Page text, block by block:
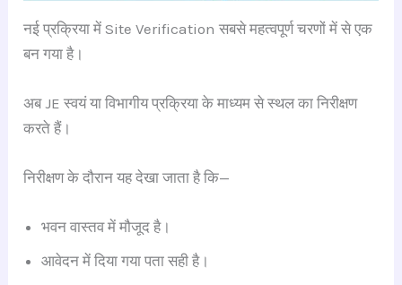
नई प्रक्रिया में Site Verification सबसे महत्वपूर्ण चरणों में से एक
बन गया है।
अब JE स्वयं या विभागीय प्रक्रिया के माध्यम से स्थल का निरीक्षण
करते हैं।
निरीक्षण के दौरान यह देखा जाता है कि—
भवन वास्तव में मौजूद है।
आवेदन में दिया गया पता सही है।